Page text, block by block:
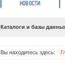
НОВОСТИ
Каталоги и базы
Вы находитесь здесь: